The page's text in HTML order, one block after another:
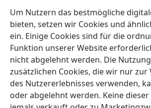
Um Nutzern das bestmögliche
bieten, setzen wir Cookies und
ein. Einige Cookies sind für die
Funktion unserer Website
nicht abgelehnt werden. Die
zusätzlichen Cookies, die wir nur zur
des Nutzererlebnisses verwenden,
oder abgelehnt werden. Keine
Spenden
(öffnet
neues
Fenster)Wachtturm ONLINE-BIBLIOTHEK
(öffnet
neues
Fenster)JW Hub®
(öffnet
neues
Fenster)JW Library
Watchtower Library ®